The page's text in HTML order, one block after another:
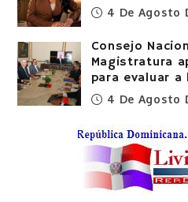
4 De Agosto
Consejo
Magistratura
para evaluar a
4 De Agosto